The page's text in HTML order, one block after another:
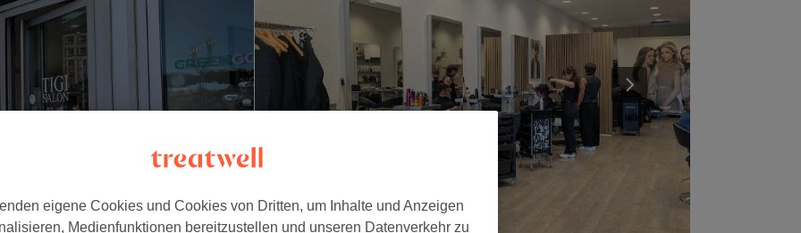
eigene Cookies und Cookies von Dritten, um Inhalte und Anzeigen
Medienfunktionen bereitzustellen und unseren Datenverkehr zu